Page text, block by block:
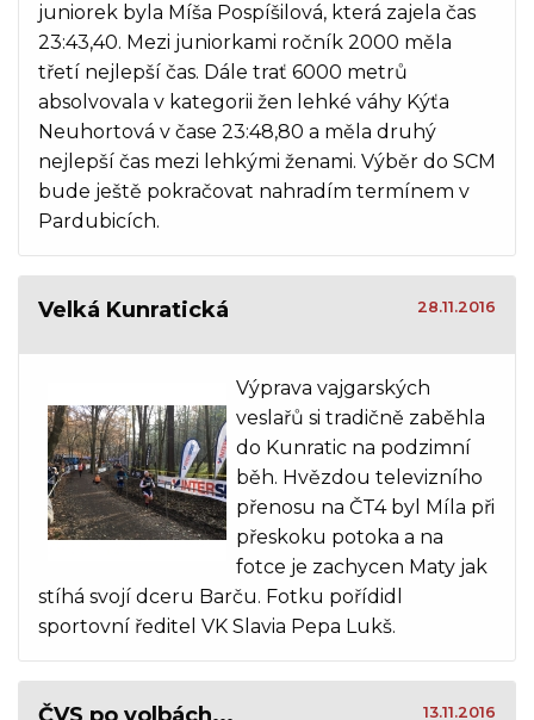
juniorek byla Míša Pospíšilová, která zajela čas
23:43,40. Mezi juniorkami ročník 2000 měla
třetí nejlepší čas. Dále trať 6000 metrů
absolvovala v kategorii žen lehké váhy Kýťa
Neuhortová v čase 23:48,80 a měla druhý
nejlepší čas mezi lehkými ženami. Výběr do SCM
bude ještě pokračovat nahradím termínem v
Pardubicích.
Velká Kunratická 28.11.2016
Výprava vajgarských
veslařů si tradičně zaběhla
do Kunratic na podzimní
běh. Hvězdou televizního
přenosu na ČT4 byl Míla při
přeskoku potoka a na
fotce je zachycen Maty jak
stíhá svojí dceru Barču. Fotku pořídidl
sportovní ředitel VK Slavia Pepa Lukš.
13.11.2016